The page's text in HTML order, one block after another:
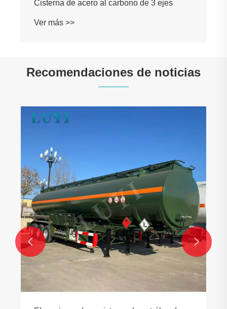
Recomendaciones de noticias
camiones volquete Howo para aumentar la
eficiencia del transporte de construcción
Ver más >>
 